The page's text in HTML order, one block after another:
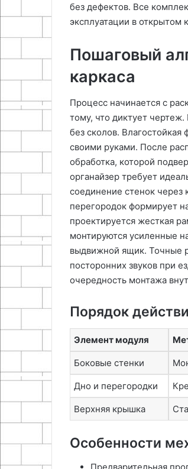
без дефектов. Все
эксплуатации в открытом
Пошаговый
каркаса
Процесс начинается с
тому, что диктует
без сколов.
своими руками. После
обработка, которой
органайзер требует
соединение стенок через
перегородок формирует
проектируется жесткая
монтируются усиленные
выдвижной ящик. Точные
посторонних звуков при
очередность монтажа
Порядок
Элемент модуля
Боковые стенки
Дно и перегородки
Верхняя крышка
Особенности